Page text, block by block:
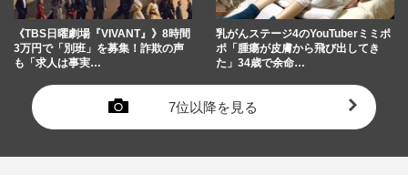
《TBS日曜劇場『VIVANT』》8時間
3万円で「別班」を募集！詐欺の声
も「求人は事実…
乳がんステージ4のYouTuberミミポ
ポ「腫瘍が皮膚から飛び出してき
た」34歳で余命…
7位以降を見る